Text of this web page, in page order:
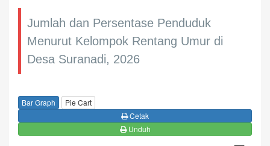
Jumlah dan Persentase Penduduk
Menurut Kelompok Rentang Umur di
Desa Suranadi, 2026
Bar Graph
Pie Cart
Cetak
Unduh